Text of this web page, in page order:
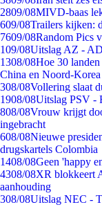
2809/08MIVD-baas
609/08Trailers kijken:
7609/08Random Pics
109/08Uitslag AZ -
1308/08Hoe 30
China en Noord-Korea
308/08Vollering slaat
1908/08Uitslag PSV -
808/08Vrouw krijgt
ingebracht
608/08Nieuwe
drugskartels Colombia
1408/08Geen 'happy
4308/08XR blokkeert
aanhouding
308/08Uitslag NEC -